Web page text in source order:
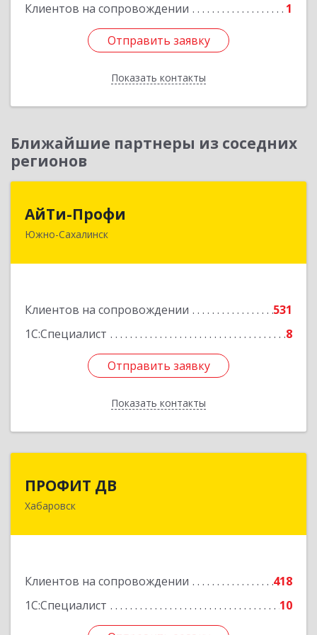
Клиентов на сопровождении 1
Отправить заявку
Показать контакты
Подробнее
Отправить заявку
Назад
Ближайшие партнеры из соседних
регионов
АйТи-Профи
Южно-Сахалинск
Клиентов на сопровождении
531
1С:Специалист
8
Отправить заявку
Показать контакты
693023, Сахалинская обл, город Южно-
Подробнее
Отправить заявку
Назад
ПРОФИТ ДВ
Хабаровск
Клиентов на сопровождении
418
1С:Специалист
10
680000, Хабаровский край, Хабаровск г,